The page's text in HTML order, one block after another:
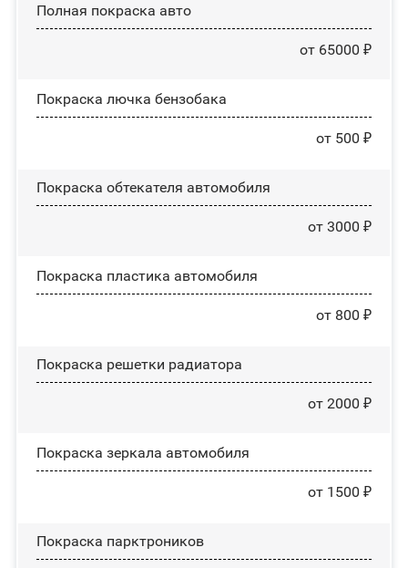
Полная покраска авто
от 65000 ₽
Покраска лючка бензобака
от 500 ₽
Покраска обтекателя автомобиля
от 3000 ₽
Покраска пластика автомобиля
от 800 ₽
Покраска решетки радиатора
от 2000 ₽
Покраска зеркала автомобиля
от 1500 ₽
Покраска парктроников